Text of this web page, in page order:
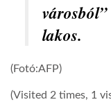
LATIMO.HU
lakos.
(Fotó:AFP)
(Visited 2 times, 1